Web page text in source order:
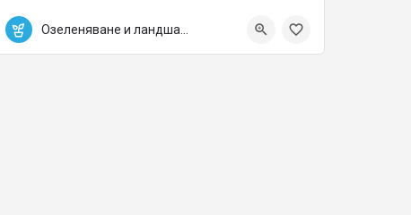
0882532702
greenlinebg@gmail.com